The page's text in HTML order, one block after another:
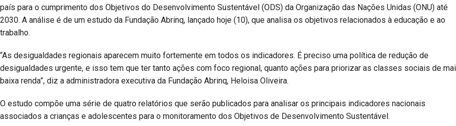
país para o cumprimento dos Objetivos do Desenvolvimento Sustentável (ODS) da Organização das Nações Unidas (ONU) até
2030. A análise é de um estudo da Fundação Abrinq, lançado hoje (10), que analisa os objetivos relacionados à educação e ao
trabalho.
“As desigualdades regionais aparecem muito fortemente em todos os indicadores. É preciso uma política de redução de
desigualdades urgente, e isso tem que ter tanto ações com foco regional, quanto ações para priorizar as classes sociais de
baixa renda”, diz a administradora executiva da Fundação Abrinq, Heloisa Oliveira.
O estudo compõe uma série de quatro relatórios que serão publicados para analisar os principais indicadores nacionais
associados a crianças e adolescentes para o monitoramento dos Objetivos de Desenvolvimento Sustentável.